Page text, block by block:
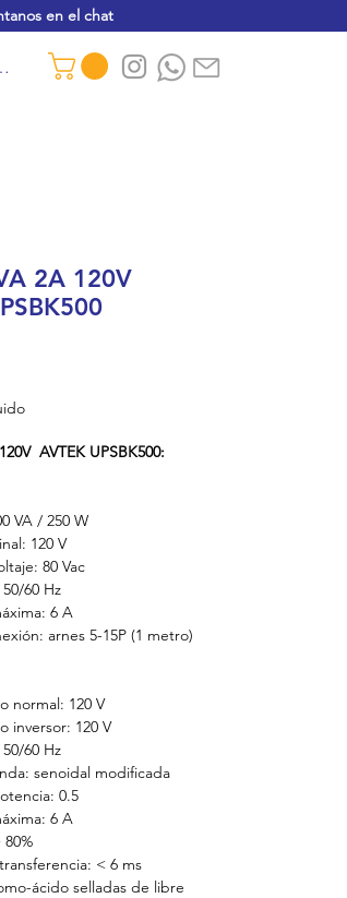
en el chat
2A 120V
AVTEK UPSBK500:
VA / 250 W
120 V
80 Vac
60 Hz
6 A
arnes 5-15P (1 metro)
normal: 120 V
inversor: 120 V
60 Hz
senoidal modificada
0.5
6 A
< 6 ms
ácido selladas de libre